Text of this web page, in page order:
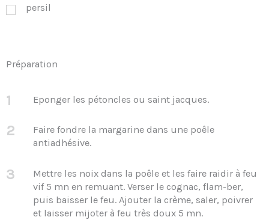
persil
Préparation
1 Eponger les pétoncles ou saint jacques.
2
Faire fondre la margarine dans une poêle
antiadhésive.
3
Mettre les noix dans la poêle et les faire raidir à feu
vif 5 mn en remuant. Verser le cognac, flam-ber,
puis baisser le feu. Ajouter la crème, saler, poivrer
et laisser mijoter à feu très doux 5 mn.